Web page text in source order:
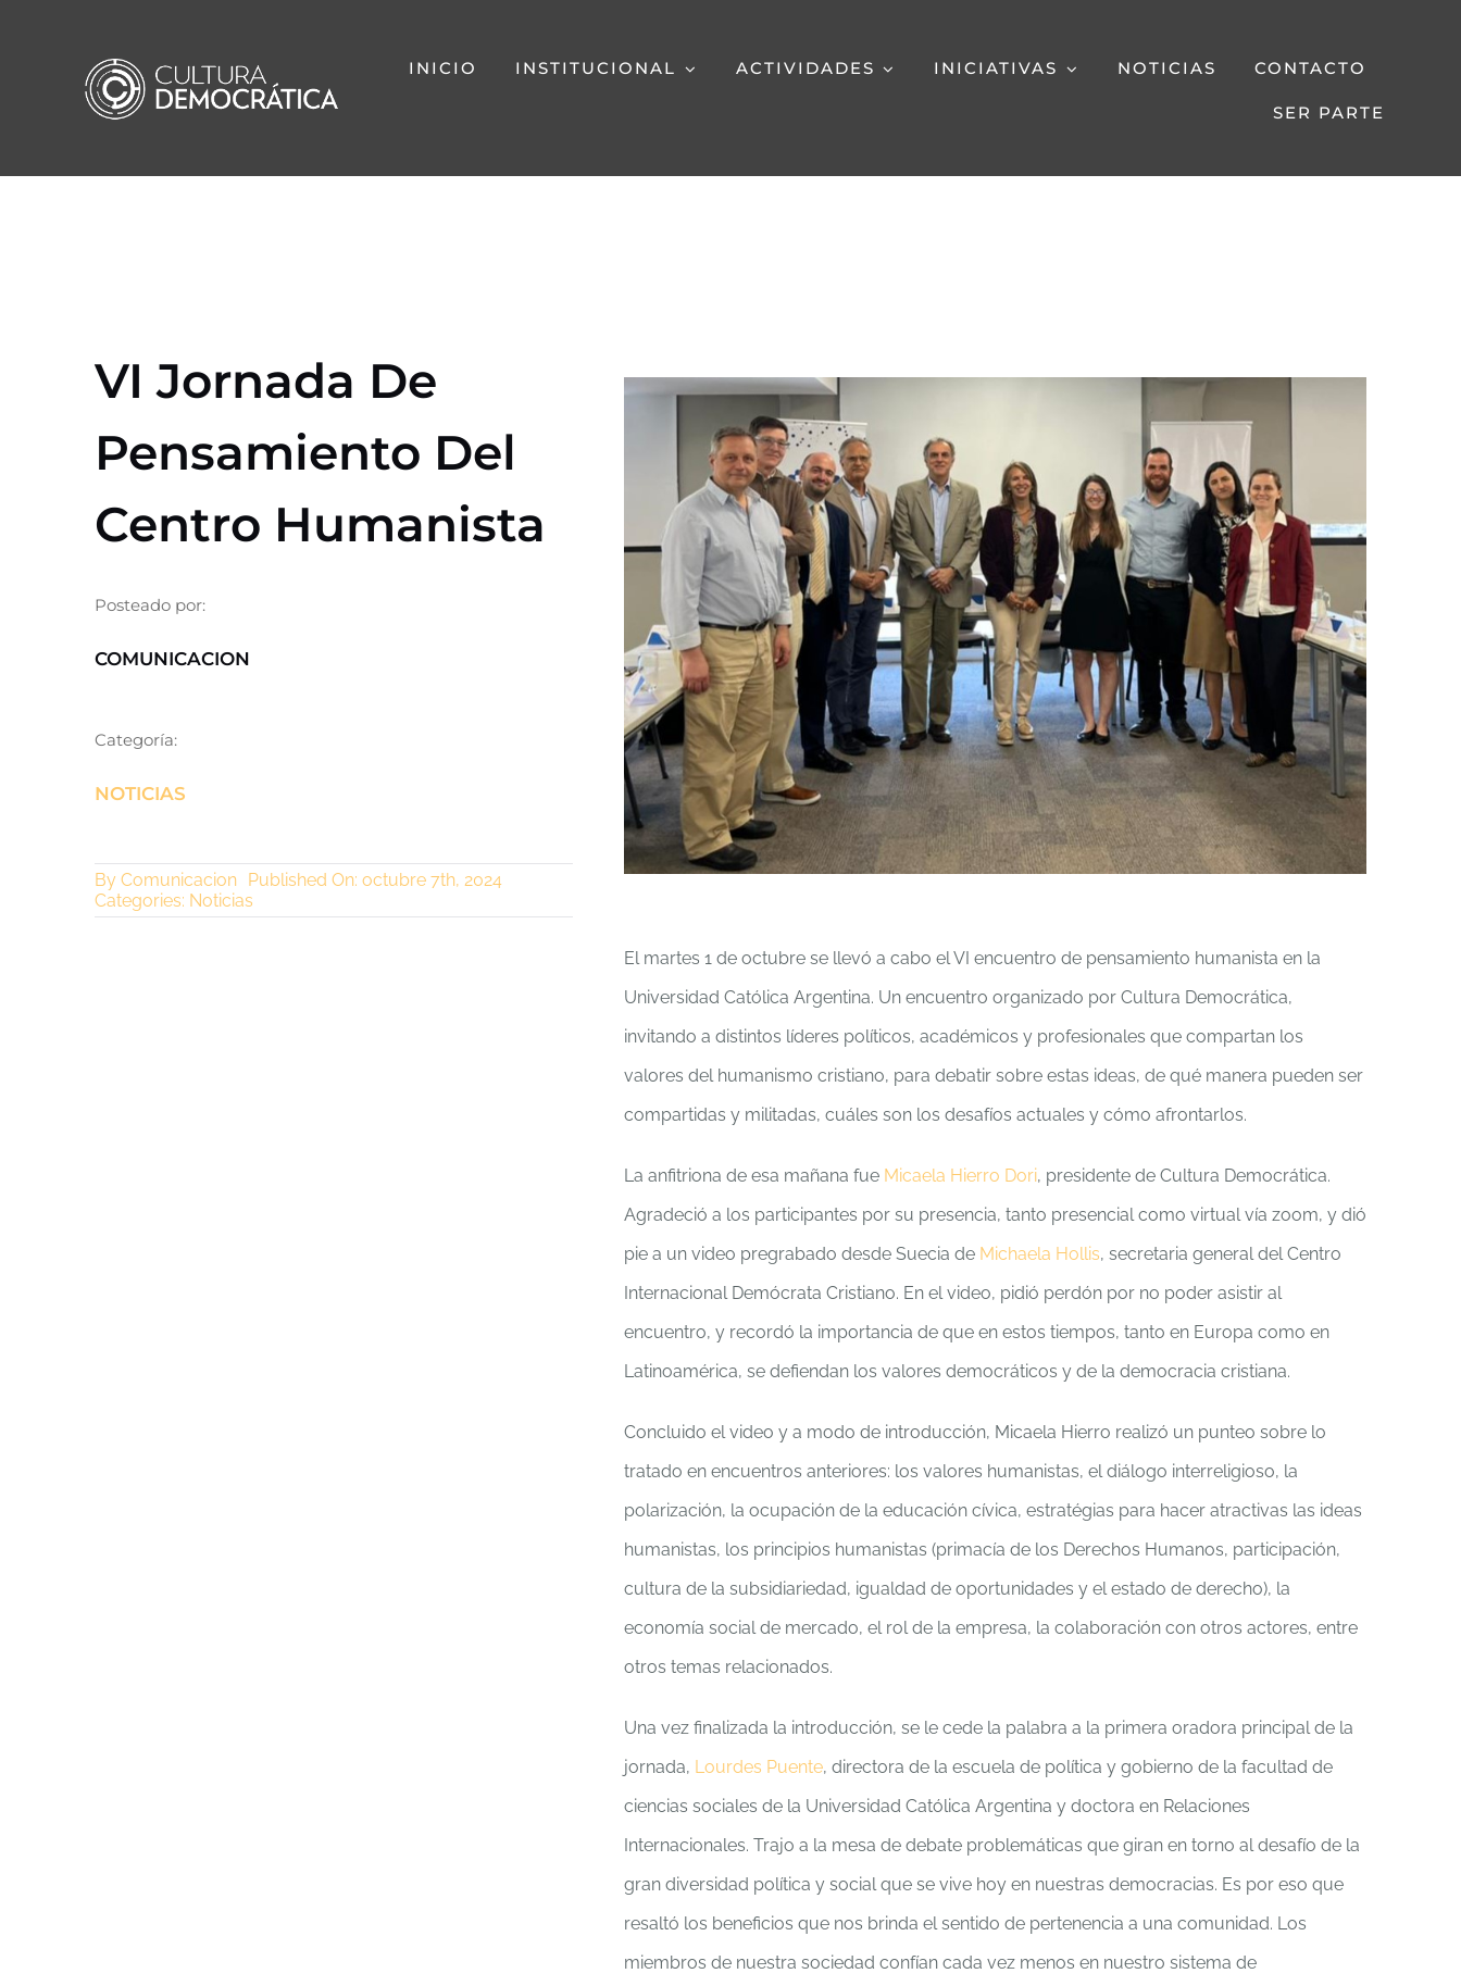
INICIO INSTITUCIONAL ACTIVIDADES INICIATIVAS NOTICIAS CONTACTO
SER PARTE
VI Jornada De
Pensamiento Del
Centro Humanista
Posteado por:
COMUNICACION
Categoría:
NOTICIAS
By Comunicacion Published On: octubre 7th, 2024
Categories: Noticias
El martes 1 de octubre se llevó a cabo el VI encuentro de pensamiento humanista en la
Universidad Católica Argentina. Un encuentro organizado por Cultura Democrática,
invitando a distintos líderes políticos, académicos y profesionales que compartan los
valores del humanismo cristiano, para debatir sobre estas ideas, de qué manera pueden ser
compartidas y militadas, cuáles son los desafíos actuales y cómo afrontarlos.
La anfitriona de esa mañana fue Micaela Hierro Dori, presidente de Cultura Democrática.
Agradeció a los participantes por su presencia, tanto presencial como virtual vía zoom, y dió
pie a un video pregrabado desde Suecia de Michaela Hollis, secretaria general del Centro
Internacional Demócrata Cristiano. En el video, pidió perdón por no poder asistir al
encuentro, y recordó la importancia de que en estos tiempos, tanto en Europa como en
Latinoamérica, se defiendan los valores democráticos y de la democracia cristiana.
Concluido el video y a modo de introducción, Micaela Hierro realizó un punteo sobre lo
tratado en encuentros anteriores: los valores humanistas, el diálogo interreligioso, la
polarización, la ocupación de la educación cívica, estratégias para hacer atractivas las ideas
humanistas, los principios humanistas (primacía de los Derechos Humanos, participación,
cultura de la subsidiariedad, igualdad de oportunidades y el estado de derecho), la
economía social de mercado, el rol de la empresa, la colaboración con otros actores, entre
otros temas relacionados.
Una vez finalizada la introducción, se le cede la palabra a la primera oradora principal de la
jornada, Lourdes Puente, directora de la escuela de política y gobierno de la facultad de
ciencias sociales de la Universidad Católica Argentina y doctora en Relaciones
Internacionales. Trajo a la mesa de debate problemáticas que giran en torno al desafío de la
gran diversidad política y social que se vive hoy en nuestras democracias. Es por eso que
resaltó los beneficios que nos brinda el sentido de pertenencia a una comunidad. Los
miembros de nuestra sociedad confían cada vez menos en nuestro sistema de